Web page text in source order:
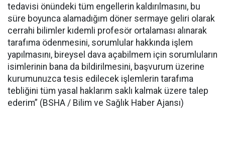
tedavisi önündeki tüm engellerin kaldırılmasını, bu
süre boyunca alamadığım döner sermaye geliri olarak
cerrahi bilimler kıdemli profesör ortalaması alınarak
tarafıma ödenmesini, sorumlular hakkında işlem
yapılmasını, bireysel dava açabilmem için sorumluların
isimlerinin bana da bildirilmesini, başvurum üzerine
kurumunuzca tesis edilecek işlemlerin tarafıma
tebliğini tüm yasal haklarım saklı kalmak üzere talep
ederim” (BSHA / Bilim ve Sağlık Haber Ajansı)